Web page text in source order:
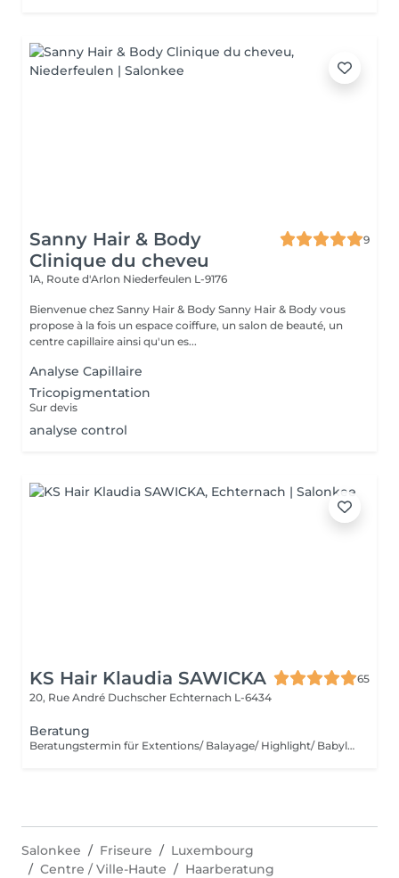
Sanny Hair & Body
Clinique du cheveu
9
1A, Route d'Arlon Niederfeulen L-9176
Bienvenue chez Sanny Hair & Body Sanny Hair & Body vous
propose à la fois un espace coiffure, un salon de beauté, un
centre capillaire ainsi qu'un es...
Analyse Capillaire
Tricopigmentation
Sur devis
analyse control
KS Hair Klaudia SAWICKA
65
20, Rue André Duchscher Echternach L-6434
Beratung
Beratungstermin für Extentions/ Balayage/ Highlight/ Babylight und Haarentfärbung
Salonkee Friseure
Luxembourg
Centre / Ville-Haute
Haarberatung